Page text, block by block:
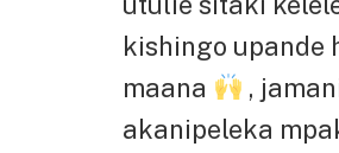
kishingo upande
maana
,
akanipeleka